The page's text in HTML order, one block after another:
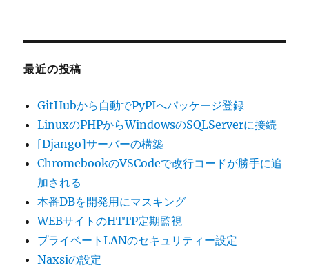
最近の投稿
GitHubから自動でPyPIへパッケージ登録
LinuxのPHPからWindowsのSQLServerに接続
[Django]サーバーの構築
ChromebookのVSCodeで改行コードが勝手に追
加される
本番DBを開発用にマスキング
WEBサイトのHTTP定期監視
プライベートLANのセキュリティー設定
Naxsiの設定